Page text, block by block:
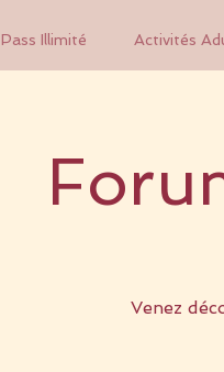
Pass Illimité Activités
Venez